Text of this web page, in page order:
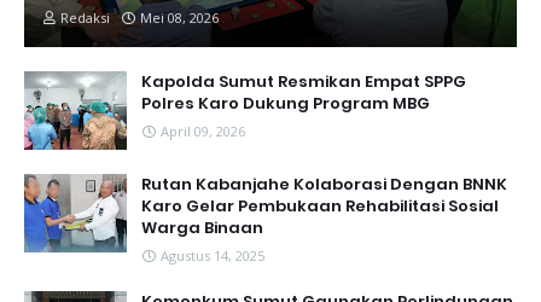
Redaksi Mei 08, 2026
Kapolda Sumut Resmikan Empat SPPG
Polres Karo Dukung Program MBG
April 09, 2026
Rutan Kabanjahe Kolaborasi Dengan BNNK
Karo Gelar Pembukaan Rehabilitasi Sosial
Warga Binaan
Agustus 14, 2025